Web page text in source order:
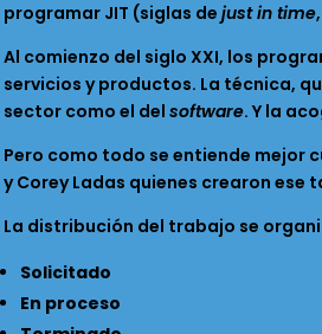
programar JIT (siglas dejust in time
Al comienzo del siglo XXI, los
servicios y productos. La técnica,
sector como el delsoftware. Y la
Pero como todo se entiende mejor
y Corey Ladas quienes crearon
La distribución del trabajo se
Solicitado
En proceso